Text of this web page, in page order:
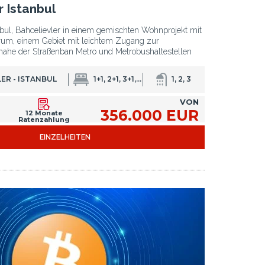
Elemente der Türkei. Sie ist ein Land,
aufweist.
weiter.
zu finden.
investieren.
Istanbul
Bahcelievler in einem gemischten Wohnprojekt mit
einem Gebiet mit leichtem Zugang zur
der Straßenban Metro und Metrobushaltestellen
- ISTANBUL 1+1, 2+1, 3+1, 4+1 1, 2, 3
12 Monate
Ratenzahlung
VON
356.000 EUR
EINZELHEITEN